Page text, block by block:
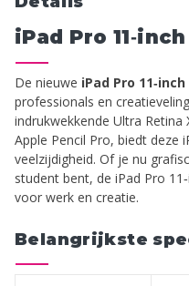
iPad Pro
De nieuwe iPad Pro 11‑inch
professionals en
indrukwekkende Ultra
Apple Pencil Pro, biedt deze
veelzijdigheid. Of je nu
student bent, de iPad Pro
voor werk en creatie.
Belangrijkste